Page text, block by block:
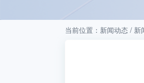
当前位置：新闻动态 / 新